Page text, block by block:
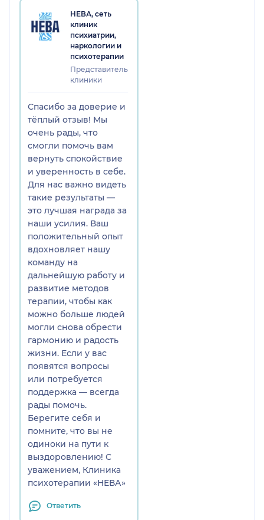
НЕВА, сеть
клиник
психиатрии,
наркологии и
психотерапии
Представитель
клиники
Спасибо за доверие и
тёплый отзыв! Мы
очень рады, что
смогли помочь вам
вернуть спокойствие
и уверенность в себе.
Для нас важно видеть
такие результаты —
это лучшая награда за
наши усилия. Ваш
положительный опыт
вдохновляет нашу
команду на
дальнейшую работу и
развитие методов
терапии, чтобы как
можно больше людей
могли снова обрести
гармонию и радость
жизни. Если у вас
появятся вопросы
или потребуется
поддержка — всегда
рады помочь.
Берегите себя и
помните, что вы не
одиноки на пути к
выздоровлению! С
уважением, Клиника
психотерапии «НЕВА»
Ответить